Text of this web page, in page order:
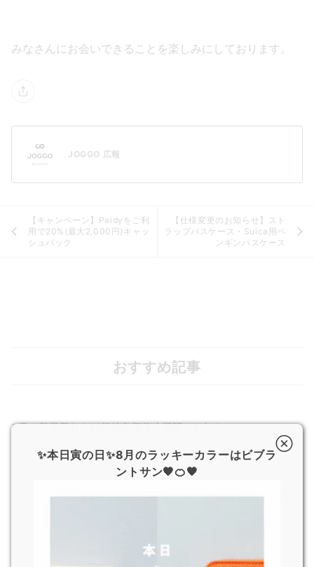
みなさんにお会いできることを 楽しみにしております。
JOGGO 広報
【キャンペーン】Paidyをご利
用で20%(最大2,000円)キャッ
シュバック
【仕様変更のお知らせ】スト
ラップパスケース・Suica用ペ
ンギンパスケース
おすすめ記事
8月の営業日および超特急便停止期間のお知らせ
2026.7.29
JOGGO 広報
熊本県で発生した地震の影響による配送遅延について
一部オプション商品販売終了のお知らせ
✨本日寅の日✨8月のラッキーカラーはビブラ
ントサン🧡🍊🧡